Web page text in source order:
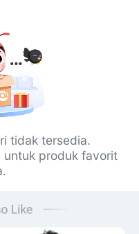
tidak tersedia.
untuk produk favorit